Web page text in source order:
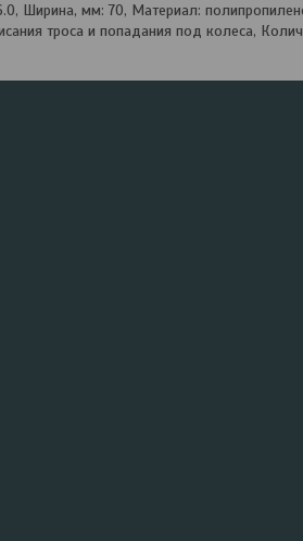
Ширина, мм: 70, Материал:
троса и попадания под колеса,